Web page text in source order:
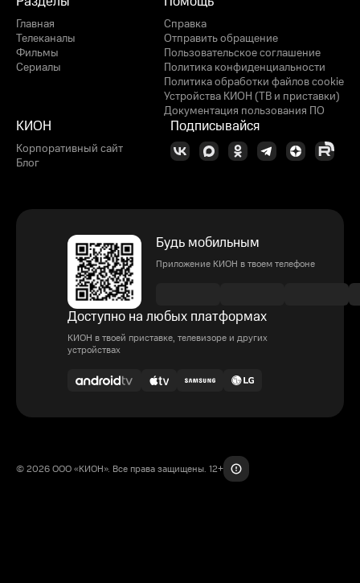
Главная
Телеканалы
Фильмы
Сериалы
Справка
Отправить обращение
Пользовательское соглашение
Политика конфиденциальности
Политика обработки файлов cookie
Устройства КИОН (ТВ и приставки)
Документация пользования ПО
КИОН
Корпоративный сайт
Блог
Подписывайся
Будь мобильным
Приложение КИОН в твоем телефоне
Доступно на любых платформах
КИОН в твоей приставке, телевизоре и других
устройствах
© 2026 ООО «КИОН». Все права защищены. 12+